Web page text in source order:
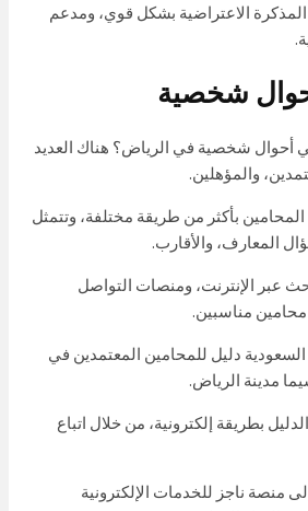
المذكرة الاعتراضية بشكل قوي، ومدعم
شخصية
شخصية في الرياض؟ هناك العديد
والمؤهلين.
بأكثر من طريقة مختلفة، وتتمثل
المعارف، والأقارب.
عبر الإنترنت، ومنصات التواصل
مناسبين.
دليل للمحامين المعتمدين في
مدينة الرياض.
بطريقة إلكترونية، من خلال اتباع
منصة ناجز للخدمات الإلكترونية